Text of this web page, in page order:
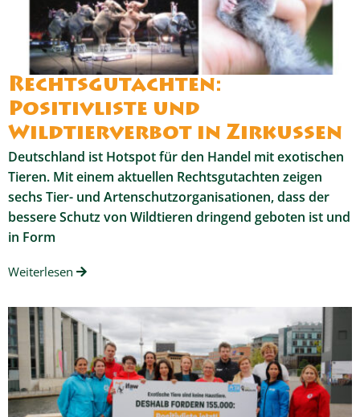
Rechtsgutachten:
Positivliste und
Wildtierverbot in Zirkussen
Deutschland ist Hotspot für den Handel mit exotischen
Tieren. Mit einem aktuellen Rechtsgutachten zeigen
sechs Tier- und Artenschutzorganisationen, dass der
bessere Schutz von Wildtieren dringend geboten ist und
in Form
Weiterlesen